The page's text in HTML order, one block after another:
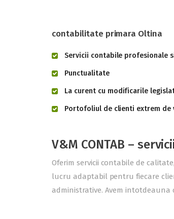
contabilitate primara Oltina
Servicii contabile profesionale
Punctualitate
La curent cu modificarile
Portofoliul de clienti extrem
V&M CONTAB –
Oferim servicii contabile de
lucru adaptabil pentru fiecare
administrative. Avem intotdeauna